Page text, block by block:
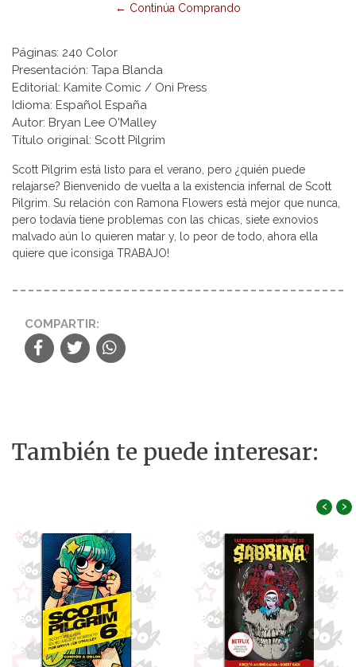
← Continúa Comprando
Páginas: 240 Color
Presentación: Tapa Blanda
Editorial: Kamite Comic / Oni Press
Idioma: Español España
Autor: Bryan Lee O'Malley
Título original: Scott Pilgrim
Scott Pilgrim está listo para el verano, pero ¿quién puede
relajarse? Bienvenido de vuelta a la existencia infernal de Scott
Pilgrim. Su relación con Ramona Flowers está mejor que nunca,
pero todavía tiene problemas con las chicas, siete exnovios
malvado aún lo quieren matar y, lo peor de todo, ahora ella
quiere que ¡consiga TRABAJO!
COMPARTIR:
También te puede interesar:
‹ ›